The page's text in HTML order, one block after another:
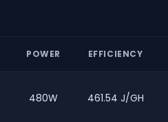
POWER EFFICIENCY
480W 461.54 J/GH